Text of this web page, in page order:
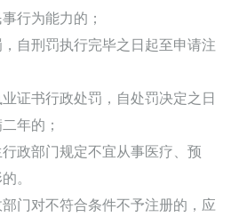
行为能力的；
刑罚执行完毕之日起至申请注
书行政处罚，自处罚决定之日
年的；
部门规定不宜从事医疗、预
。
对不符合条件不予注册的，应